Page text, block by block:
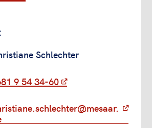
Schlechter
9 54 34-60